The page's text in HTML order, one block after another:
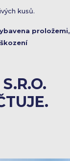
kusů.
proložemi,